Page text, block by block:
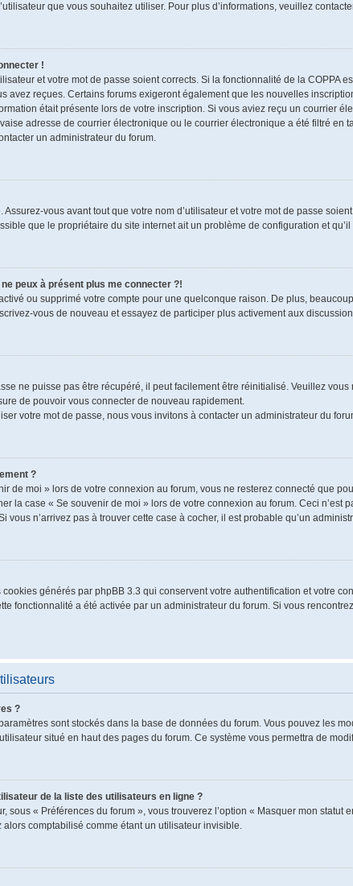
que vous souhaitez utiliser. Pour plus d’informations, veuillez
!
et votre mot de passe soient corrects. Si la fonctionnalité de la COPPA
avez reçues. Certains forums exigeront également que les nouvelles
était présente lors de votre inscription. Si vous aviez reçu un courrier
adresse de courrier électronique ou le courrier électronique a été filtré en
un administrateur du forum.
vous avant tout que votre nom d’utilisateur et votre mot de passe
que le propriétaire du site internet ait un problème de configuration et
peux à présent plus me connecter ?!
ou supprimé votre compte pour une quelconque raison. De plus,
vous de nouveau et essayez de participer plus activement aux
ne puisse pas être récupéré, il peut facilement être réinitialisé. Veuillez
de pouvoir vous connecter de nouveau rapidement.
votre mot de passe, nous vous invitons à contacter un administrateur du
?
de moi » lors de votre connexion au forum, vous ne resterez connecté que
la case « Se souvenir de moi » lors de votre connexion au forum. Ceci
vous n’arrivez pas à trouver cette case à cocher, il est probable qu’un
générés par phpBB 3.3 qui conservent votre authentification et votre
fonctionnalité a été activée par un administrateur du forum. Si vous
?
sont stockés dans la base de données du forum. Vous pouvez les
situé en haut des pages du forum. Ce système vous permettra de
de la liste des utilisateurs en ligne ?
sous « Préférences du forum », vous trouverez l’option « Masquer mon
comptabilisé comme étant un utilisateur invisible.